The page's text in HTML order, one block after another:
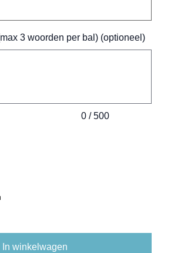
3 woorden per bal) (optioneel)
0 / 500
In winkelwagen